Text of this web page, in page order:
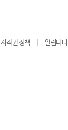
저작권 정책 알립니다